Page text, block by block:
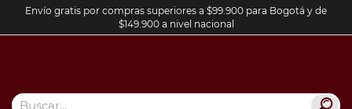
Envío gratis por compras superiores a $99.900 para Bogotá y de
$149.900 a nivel nacional